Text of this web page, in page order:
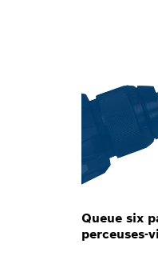
Queue six
perceuses-